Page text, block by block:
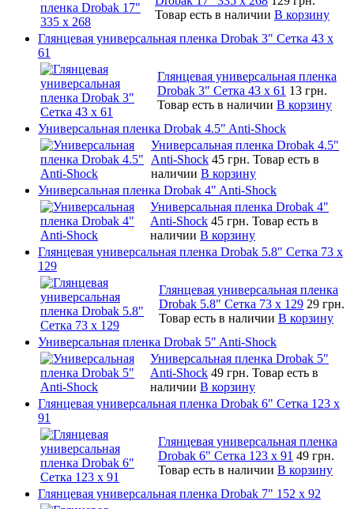
Товар есть в наличии В корзину
Глянцевая универсальная пленка Drobak 3" Сетка 43 x
61
Глянцевая универсальная пленка
Drobak 3" Сетка 43 x 61 13 грн.
Товар есть в наличии В корзину
Универсальная пленка Drobak 4.5" Anti-Shock
Универсальная пленка Drobak 4.5"
Anti-Shock 45 грн. Товар есть в
наличии В корзину
Универсальная пленка Drobak 4" Anti-Shock
Универсальная пленка Drobak 4"
Anti-Shock 45 грн. Товар есть в
наличии В корзину
Глянцевая универсальная пленка Drobak 5.8" Сетка 73 x
129
Глянцевая универсальная пленка
Drobak 5.8" Сетка 73 x 129 29 грн.
Товар есть в наличии В корзину
Универсальная пленка Drobak 5" Anti-Shock
Универсальная пленка Drobak 5"
Anti-Shock 49 грн. Товар есть в
наличии В корзину
Глянцевая универсальная пленка Drobak 6" Сетка 123 х
91
Глянцевая универсальная пленка
Drobak 6" Сетка 123 х 91 49 грн.
Товар есть в наличии В корзину
Глянцевая универсальная пленка Drobak 7" 152 x 92